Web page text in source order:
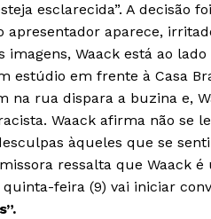
esclarecida”. A decisão
apresentador aparece,
imagens, Waack está ao
estúdio em frente à Casa
na rua dispara a buzina e,
Waack afirma não se
àqueles que se
ressalta que Waack
feira (9) vai iniciar